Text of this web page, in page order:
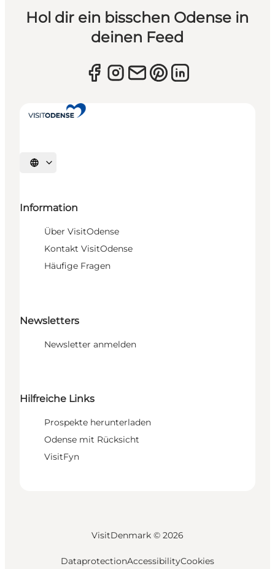
Hol dir ein bisschen Odense in
deinen Feed
Sprache auswählen
Information
Über VisitOdense
Kontakt VisitOdense
Häufige Fragen
Newsletters
Newsletter anmelden
Hilfreiche Links
Prospekte herunterladen
Odense mit Rücksicht
VisitFyn
VisitDenmark © 2026
DataprotectionAccessibilityCookies